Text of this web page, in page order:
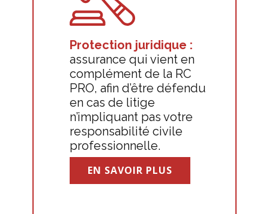
Protection juridique :
assurance qui vient en
complément de la RC
PRO, afin d’être défendu
en cas de litige
n’impliquant pas votre
responsabilité civile
professionnelle.
EN SAVOIR PLUS